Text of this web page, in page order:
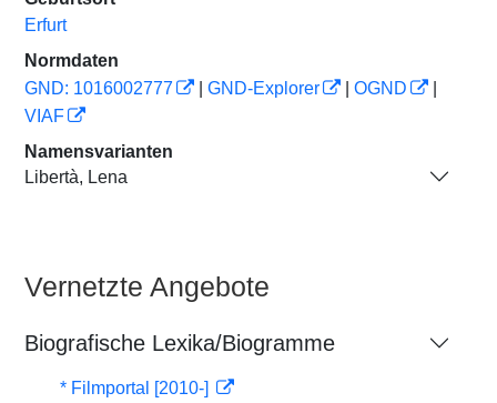
Erfurt
Normdaten
GND: 1016002777
GND-Explorer OGND
VIAF
Namensvarianten
Libertà, Lena
Vernetzte Angebote
Biografische Lexika/Biogramme
* Filmportal [2010-]